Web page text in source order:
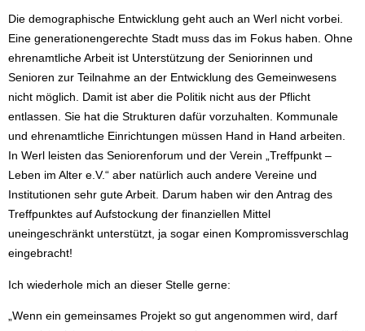
Die demographische Entwicklung geht auch an Werl nicht vorbei.
Eine generationengerechte Stadt muss das im Fokus haben. Ohne
ehrenamtliche Arbeit ist Unterstützung der Seniorinnen und
Senioren zur Teilnahme an der Entwicklung des Gemeinwesens
nicht möglich. Damit ist aber die Politik nicht aus der Pflicht
entlassen. Sie hat die Strukturen dafür vorzuhalten. Kommunale
und ehrenamtliche Einrichtungen müssen Hand in Hand arbeiten.
In Werl leisten das Seniorenforum und der Verein „Treffpunkt –
Leben im Alter e.V.“ aber natürlich auch andere Vereine und
Institutionen sehr gute Arbeit. Darum haben wir den Antrag des
Treffpunktes auf Aufstockung der finanziellen Mittel
uneingeschränkt unterstützt, ja sogar einen Kompromissverschlag
eingebracht!
Ich wiederhole mich an dieser Stelle gerne:
„Wenn ein gemeinsames Projekt so gut angenommen wird, darf